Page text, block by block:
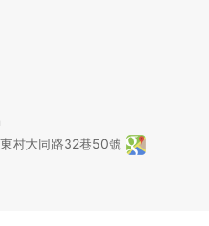
村大同路32巷50號